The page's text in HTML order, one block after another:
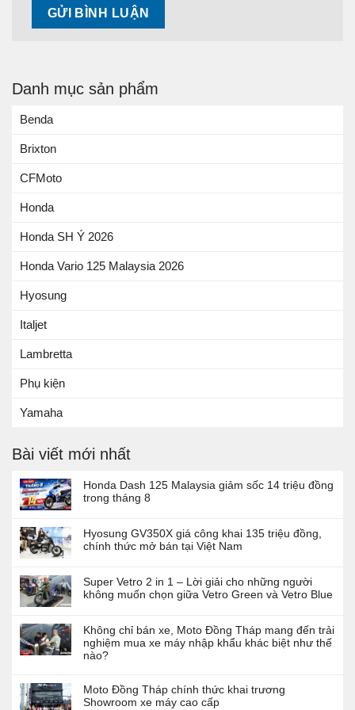
Danh mục sản phẩm
Benda
Brixton
CFMoto
Honda
Honda SH Ý 2026
Honda Vario 125 Malaysia 2026
Hyosung
Italjet
Lambretta
Phụ kiện
Yamaha
Bài viết mới nhất
Honda Dash 125 Malaysia giảm sốc 14 triệu đồng
trong tháng 8
Hyosung GV350X giá công khai 135 triệu đồng,
chính thức mở bán tại Việt Nam
Super Vetro 2 in 1 – Lời giải cho những người
không muốn chọn giữa Vetro Green và Vetro Blue
Không chỉ bán xe, Moto Đồng Tháp mang đến trải
nghiệm mua xe máy nhập khẩu khác biệt như thế
nào?
Moto Đồng Tháp chính thức khai trương
Showroom xe máy cao cấp